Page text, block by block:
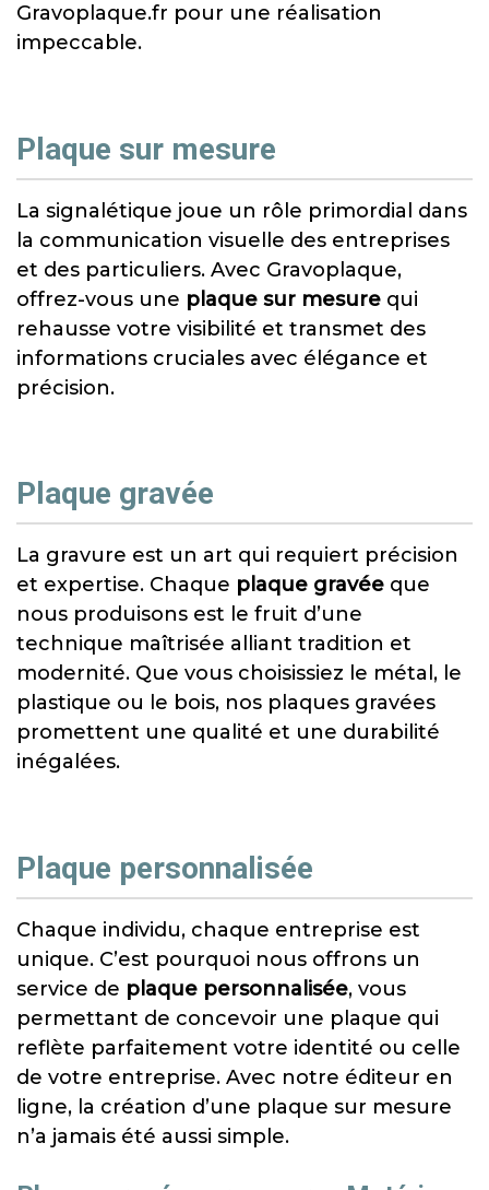
Gravoplaque.fr pour une réalisation
impeccable.
Plaque sur mesure
La signalétique joue un rôle primordial dans
la communication visuelle des entreprises
et des particuliers. Avec Gravoplaque,
offrez-vous une plaque sur mesure qui
rehausse votre visibilité et transmet des
informations cruciales avec élégance et
précision.
Plaque gravée
La gravure est un art qui requiert précision
et expertise. Chaque plaque gravée que
nous produisons est le fruit d’une
technique maîtrisée alliant tradition et
modernité. Que vous choisissiez le métal, le
plastique ou le bois, nos plaques gravées
promettent une qualité et une durabilité
inégalées.
Plaque personnalisée
Chaque individu, chaque entreprise est
unique. C’est pourquoi nous offrons un
service de plaque personnalisée, vous
permettant de concevoir une plaque qui
reflète parfaitement votre identité ou celle
de votre entreprise. Avec notre éditeur en
ligne, la création d’une plaque sur mesure
n’a jamais été aussi simple.